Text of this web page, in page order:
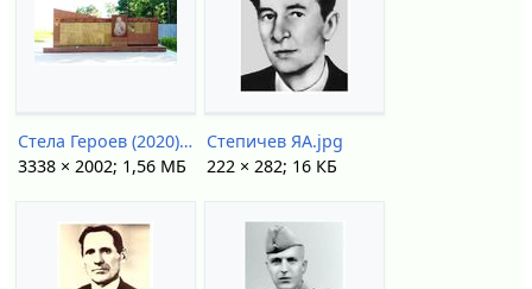
Стела Героев (2020).jpg
3338 × 2002; 1,56 МБ
Степичев ЯА.jpg
222 × 282; 16 КБ